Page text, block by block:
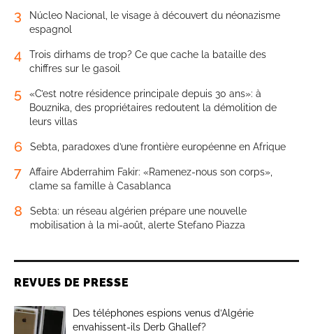
3
Núcleo Nacional, le visage à découvert du néonazisme
espagnol
4
Trois dirhams de trop? Ce que cache la bataille des
chiffres sur le gasoil
5
«C’est notre résidence principale depuis 30 ans»: à
Bouznika, des propriétaires redoutent la démolition de
leurs villas
6 Sebta, paradoxes d’une frontière européenne en Afrique
7
Affaire Abderrahim Fakir: «Ramenez-nous son corps»,
clame sa famille à Casablanca
8
Sebta: un réseau algérien prépare une nouvelle
mobilisation à la mi-août, alerte Stefano Piazza
REVUES DE PRESSE
Des téléphones espions venus d’Algérie
envahissent-ils Derb Ghallef?